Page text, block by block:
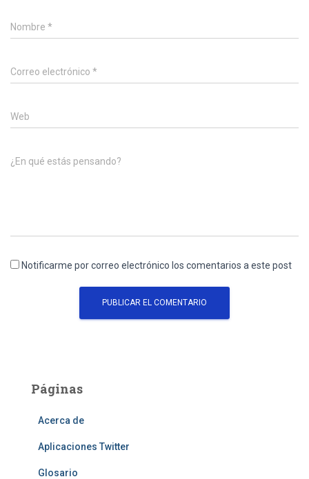
Nombre *
Correo electrónico *
Web
¿En qué estás pensando?
Notificarme por correo electrónico los comentarios a este post
Páginas
Acerca de
Aplicaciones Twitter
Glosario